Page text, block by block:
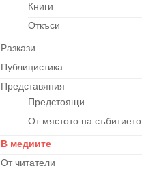
Книги
Откъси
Разкази
Публицистика
Представяния
Предстоящи
От мястото на събитието
В медиите
От читатели